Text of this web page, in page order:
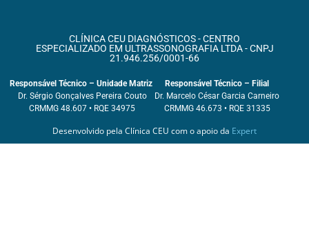
CLÍNICA CEU DIAGNÓSTICOS - CENTRO
ESPECIALIZADO EM ULTRASSONOGRAFIA LTDA - CNPJ
21.946.256/0001-66
Responsável Técnico – Unidade Matriz
Dr. Sérgio Gonçalves Pereira Couto
CRMMG 48.607 • RQE 34975
Responsável Técnico – Filial
Dr. Marcelo César Garcia Carneiro
CRMMG 46.673 • RQE 31335
Desenvolvido pela Clínica CEU com o apoio da Expert